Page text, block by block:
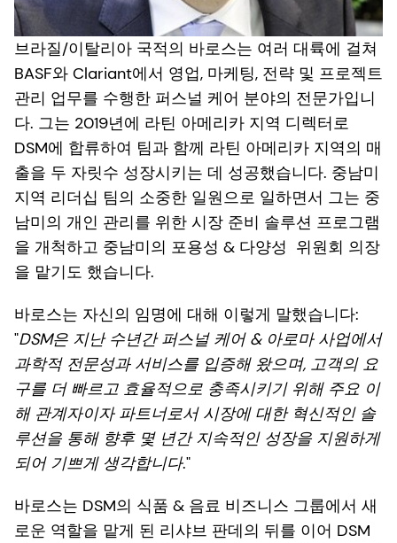
브라질/이탈리아 국적의 바로스는 여러 대륙에 걸쳐
BASF와 Clariant에서 영업, 마케팅, 전략 및 프로젝트
관리 업무를 수행한 퍼스널 케어 분야의 전문가입니
다. 그는 2019년에 라틴 아메리카 지역 디렉터로
DSM에 합류하여 팀과 함께 라틴 아메리카 지역의 매
출을 두 자릿수 성장시키는 데 성공했습니다. 중남미
지역 리더십 팀의 소중한 일원으로 일하면서 그는 중
남미의 개인 관리를 위한 시장 준비 솔루션 프로그램
을 개척하고 중남미의 포용성 & 다양성 위원회 의장
을 맡기도 했습니다.
바로스는 자신의 임명에 대해 이렇게 말했습니다:
"DSM은 지난 수년간 퍼스널 케어 & 아로마 사업에서
과학적 전문성과 서비스를 입증해 왔으며, 고객의 요
구를 더 빠르고 효율적으로 충족시키기 위해 주요 이
해 관계자이자 파트너로서 시장에 대한 혁신적인 솔
루션을 통해 향후 몇 년간 지속적인 성장을 지원하게
되어 기쁘게 생각합니다."
바로스는 DSM의 식품 & 음료 비즈니스 그룹에서 새
로운 역할을 맡게 된 리샤브 판데의 뒤를 이어 DSM